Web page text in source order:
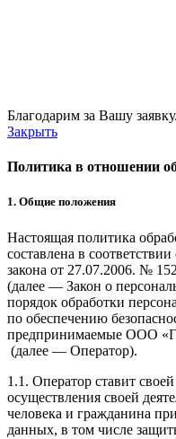
Благодарим за Вашу заявку.
Закрыть
Политика в отношении
1. Общие положения
Настоящая политика
составлена в
закона от 27.07.2006. №
(далее — Закон о
порядок обработки
по обеспечению
предпринимаемые ООО
(далее — Оператор).
1.1. Оператор ставит
осуществления своей
человека и гражданина
данных, в том числе